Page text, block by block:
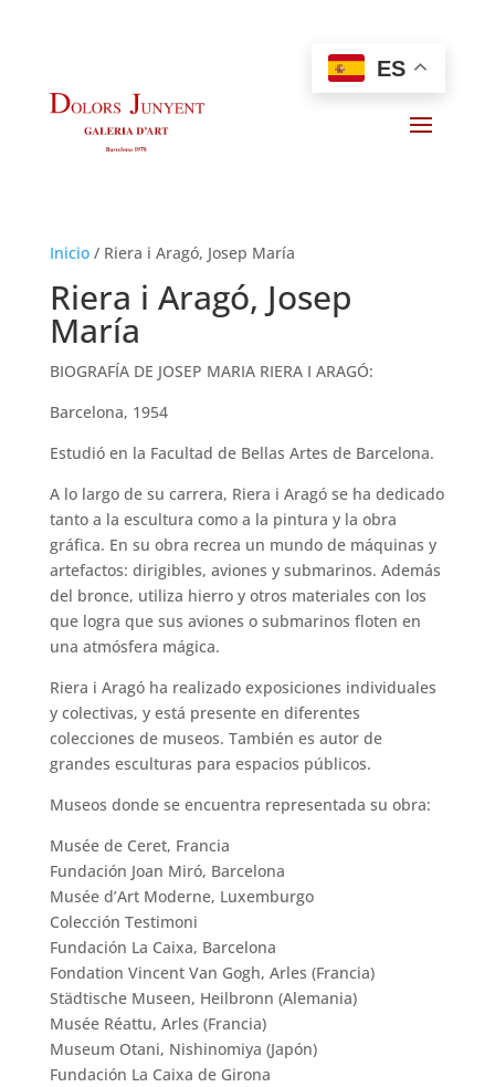
ES
Inicio/ Riera i Aragó, Josep María
Riera i Aragó, Josep
María
BIOGRAFÍA DE JOSEP MARIA RIERA I ARAGÓ:
Barcelona, 1954
Estudió en la Facultad de Bellas Artes de Barcelona.
A lo largo de su carrera, Riera i Aragó se ha dedicado
tanto a la escultura como a la pintura y la obra
gráfica. En su obra recrea un mundo de máquinas y
artefactos: dirigibles, aviones y submarinos. Además
del bronce, utiliza hierro y otros materiales con los
que logra que sus aviones o submarinos floten en
una atmósfera mágica.
Riera i Aragó ha realizado exposiciones individuales
y colectivas, y está presente en diferentes
colecciones de museos. También es autor de
grandes esculturas para espacios públicos.
Museos donde se encuentra representada su obra:
Musée de Ceret, Francia
Fundación Joan Miró, Barcelona
Musée d’Art Moderne, Luxemburgo
Colección Testimoni
Fundación La Caixa, Barcelona
Fondation Vincent Van Gogh, Arles (Francia)
Städtische Museen, Heilbronn (Alemania)
Musée Réattu, Arles (Francia)
Museum Otani, Nishinomiya (Japón)
Fundación La Caixa de Girona